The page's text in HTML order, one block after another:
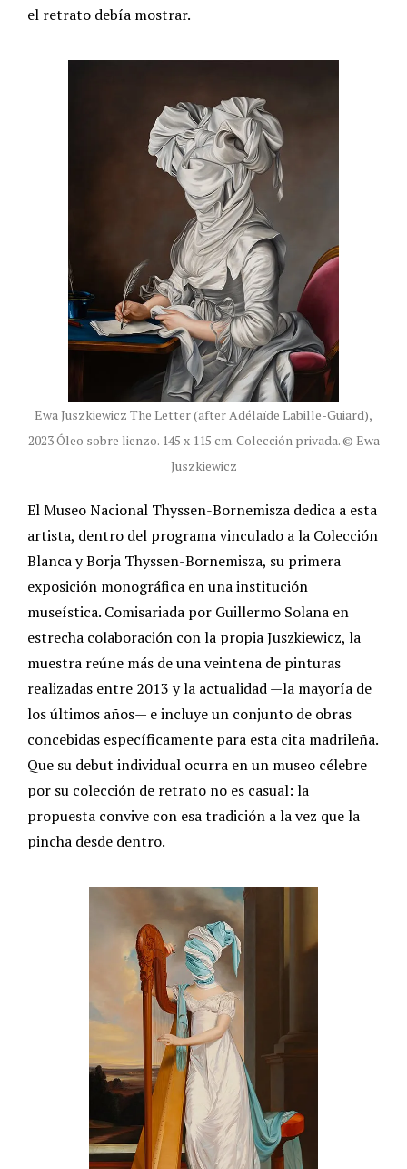
el retrato debía mostrar.
Ewa Juszkiewicz The Letter (after Adélaïde Labille-Guiard),
2023 Óleo sobre lienzo. 145 x 115 cm. Colección privada. © Ewa
Juszkiewicz
El Museo Nacional Thyssen-Bornemisza dedica a esta
artista, dentro del programa vinculado a la Colección
Blanca y Borja Thyssen-Bornemisza, su primera
exposición monográfica en una institución
museística. Comisariada por Guillermo Solana en
estrecha colaboración con la propia Juszkiewicz, la
muestra reúne más de una veintena de pinturas
realizadas entre 2013 y la actualidad —la mayoría de
los últimos años— e incluye un conjunto de obras
concebidas específicamente para esta cita madrileña.
Que su debut individual ocurra en un museo célebre
por su colección de retrato no es casual: la
propuesta convive con esa tradición a la vez que la
pincha desde dentro.